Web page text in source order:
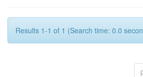
Results 1-1 of 1 (Search time: 0.0